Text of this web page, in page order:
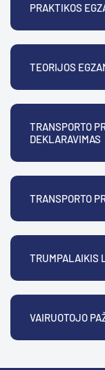
PRAKTIKOS
TEORIJOS
TRANSPORTO
DEKLARAVIMAS
TRANSPORTO
TRUMPALAIKIS
VAIRUOTOJO